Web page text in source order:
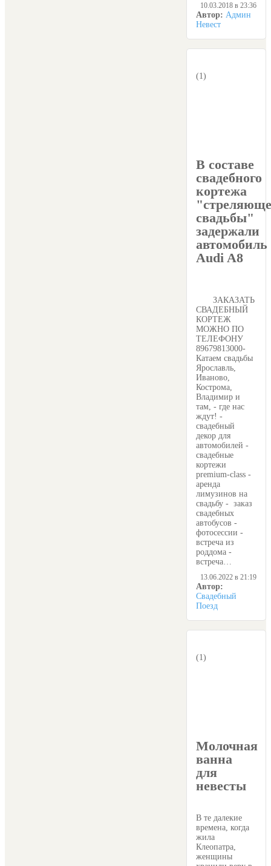
10.03.2018 в 23:36
Автор: Админ
Невест
В составе
свадебного
кортежа
свадьбы"
задержали
автомобиль
Audi A8
(1)
ЗАКАЗАТЬ
СВАДЕБНЫЙ
КОРТЕЖ
МОЖНО ПО
ТЕЛЕФОНУ
89679813000-
Катаем свадьбы
Ярославль,
Иваново,
Кострома,
Владимир и
там, - где нас
ждут! -
свадебный
декор для
автомобилей -
свадебные
кортежи
premium-class -
аренда
лимузинов на
свадьбу - заказ
свадебных
автобусов -
фотосессии -
встреча из
роддома -
встреча…
13.06.2022 в 21:19
Автор:
Свадебный
Поезд
Молочная
ванна
для
невесты
(1)
В те далекие
времена, когда
жила
Клеопатра,
женщины